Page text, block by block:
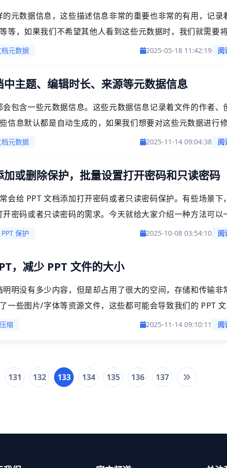
元数据信息，这些描述信息非常的重要也非常的有用，记录
等，如果我们不希望其他人看到这些元数据时，我们就需要
如何批量将 PPT 文件中的元数据清理的方法。
档元数据 2025-05-18 11:42:19 阅
主题、编辑时长、来源等元数据信息
包含一些元数据信息。这些元数据信息记录着文件的作者、
信息默认都是自动生成的，如果我们想要对这些元数据进行
下如何批量修改 PPT 文档的元数据信息。
档元数据 2025-11-14 09:04:38 阅
或删除保护，批量设置打开密码和只读密码
会给 PPT 文档添加打开密码或者只读密码保护。有些场景下
密码或者只读密码的需求。今天就给大家介绍一种方法可以
者只读密码保护，也可以一次性删除多个 PPT 文档的打开密码
保护 2025-10-08 03:54:10 阅
，减少 PPT 文件的大小
明没有多少内容，但是却占用了很大的空间，存储和传输非
一些图片/字体等资源文件，这些都可能会导致我们的 PPT
对 PPT 文档进行压缩，删除无效的字体/样式，对幻灯片内的
缩 2025-11-14 09:10:11 阅
131 132 133 134 135 136 137